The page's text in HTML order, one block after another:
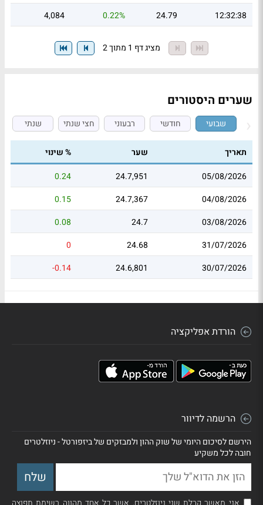
12:32:38
24.79
0.22%
4,084
מציג דף 1 מתוך 2
שערים היסטורים
שבועי חודשי רבעוני חצי שנתי שנתי
תאריך שער
% שינוי
05/08/2026
24.7,951
0.24
04/08/2026
24.7,367
0.15
03/08/2026
24.7
0.08
31/07/2026
24.68
0
30/07/2026
24.6,801
-0.14
הורדת אפליקציה
הרשמה לדיוור
הירשם לסיכום היומי של שוק ההון ולמבזקים של ביזפורטל - ניוזלטרים
חובה לכל משקיע